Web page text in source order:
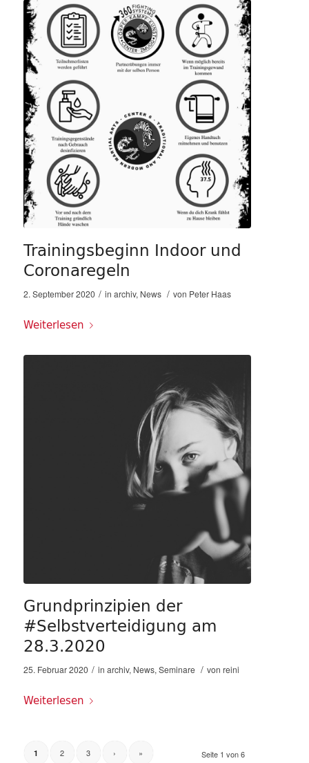
Trainingsbeginn Indoor und
Coronaregeln
2. September 2020 / in archiv, News / von Peter Haas
Weiterlesen
Grundprinzipien der
#Selbstverteidigung am
28.3.2020
25. Februar 2020 / in archiv, News, Seminare / von reini
Weiterlesen
Seite 1 von 6
1 2 3 › »